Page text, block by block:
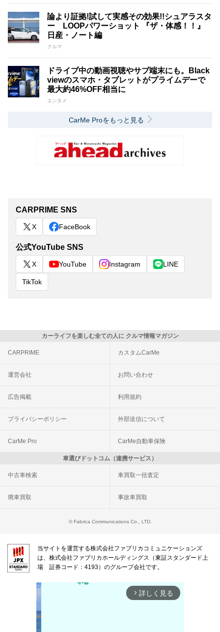
論より証拠!試して実感その効果!!シュアラスタ
ー LOOPパワーショット 『ザ・体感！！』
日産・ノート編
クルマ
ドライブ中の動画視聴やサブ端末にも。Black
viewのスマホ・タブレットがプライムデーで
最大約46%OFF相当に
エンタメ
CarMe Proをもっと見る
CARPRIME SNS
X FaceBook
公式YouTube SNS
X YouTube Instagram LINE
TikTok
カーライフを楽しむ全ての人に クルマ情報マガジン
CARPRIME カスタムCarMe
運営会社 お問い合わせ
広告掲載 利用規約
プライバシーポリシー 外部送信について
CarMe Pro CarMe自動車保険
車選びドットコム（連携サービス）
中古車検索 車買取一括査定
廃車買取 事故車買取
© Fabrica Communications Co., LTD.
当サイトを運営する株式会社ファブリカコミュニケーションズ
は、株式会社ファブリカホールディングス（東証スタンダード上
場 証券コード：4193）のグループ会社です。
arrow_forward_ios 詳しく見る